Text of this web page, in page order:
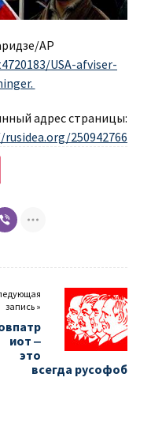
AP
USA-afviser-
адрес страницы:
250942766
запись »
иот ‒
это
всегда русофоб